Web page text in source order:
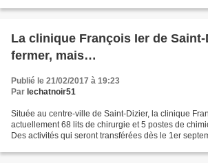
La clinique François Ier de
fermer, mais…
Publié le 21/02/2017 à 19:23
Par lechatnoir51
Située au centre-ville de Saint-Dizier, la clinique
actuellement 68 lits de chirurgie et 5 postes de
Des activités qui seront transférées dès le 1er